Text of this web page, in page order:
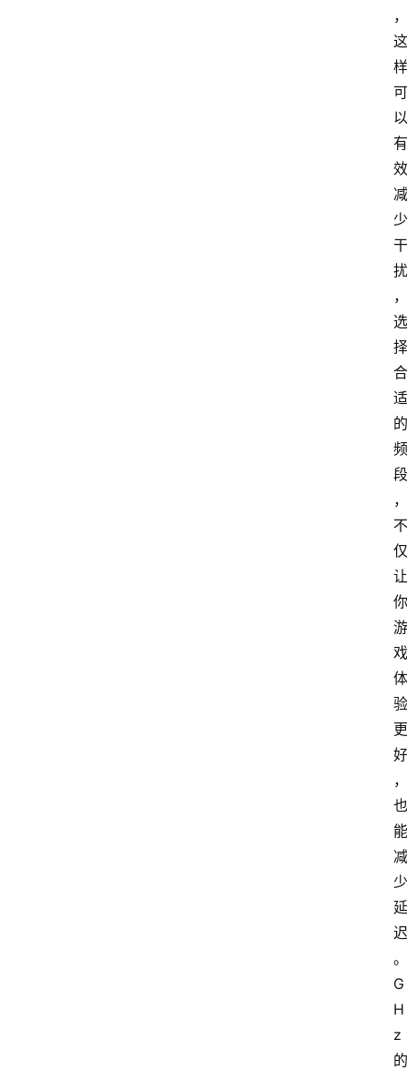
，
这
样
可
以
有
效
减
少
干
扰
，
选
择
合
适
的
频
段
，
不
仅
让
你
游
戏
体
验
更
好
，
也
能
减
少
延
迟
。
G
H
z
的